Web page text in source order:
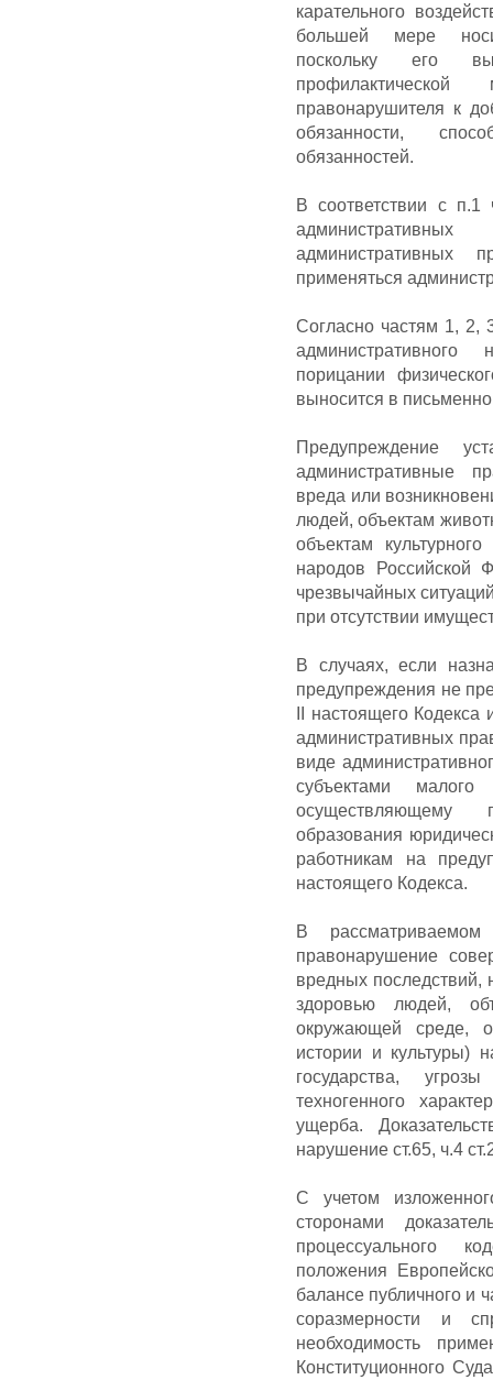
карательного
большей мере
поскольку его
правонарушителя к
обязанности,
обязанностей.
В соответствии с п.1
административных
применяться
Согласно частям 1,
порицании
выносится в
Предупреждение
административные
вреда или
людей, объектам
объектам
народов Российской
чрезвычайных
при отсутствии
В случаях, если
предупреждения не
II настоящего
административных
виде
субъектами
осуществляющему
образования
работникам на
настоящего Кодекса.
В
правонарушение
вредных последствий,
здоровью людей,
окружающей среде,
истории и культуры)
государства,
техногенного
ущерба.
нарушение ст.65, ч.4
С учетом
сторонами
процессуального
положения
балансе публичного и
соразмерности и
необходимость
Конституционного